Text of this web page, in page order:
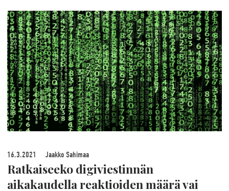
16.3.2021 Jaakko Sahimaa
Ratkaiseeko digiviestinnän
aikakaudella reaktioiden määrä vai